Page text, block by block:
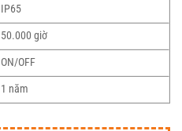
IP65
50.000 giờ
ON/OFF
1 năm